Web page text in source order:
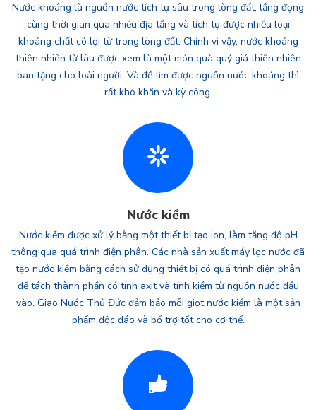
Nước khoáng là nguồn nước tích tụ sâu trong lòng đất, lắng đọng
cùng thời gian qua nhiều địa tầng và tích tụ được nhiều loại
khoáng chất có lợi từ trong lòng đất. Chính vì vậy, nước khoáng
thiên nhiên từ lâu được xem là một món quà quý giá thiên nhiên
ban tặng cho loài người. Và để tìm được nguồn nước khoáng thì
rất khó khăn và kỳ công.
Nước kiềm
Nước kiềm được xử lý bằng một thiết bị tạo ion, làm tăng độ pH
thông qua quá trình điện phân. Các nhà sản xuất máy lọc nước đã
tạo nước kiềm bằng cách sử dụng thiết bị có quá trình điện phân
để tách thành phần có tính axit và tính kiềm từ nguồn nước đầu
vào. Giao Nước Thủ Đức đảm bảo mỗi giọt nước kiềm là một sản
phẩm độc đáo và bổ trợ tốt cho cơ thể.